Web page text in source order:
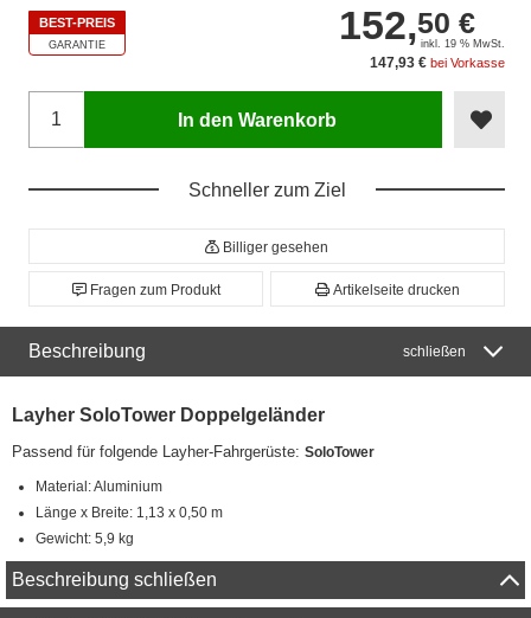
BEST-PREIS
GARANTIE 152,50 €
inkl. 19 % MwSt.
147,93 € bei Vorkasse
In den Warenkorb
Schneller zum Ziel
Billiger gesehen
Fragen zum Produkt Artikelseite drucken
Beschreibung schließen
Layher SoloTower Doppelgeländer
Passend für folgende Layher-Fahrgerüste: SoloTower
Material: Aluminium
Länge x Breite: 1,13 x 0,50 m
Gewicht: 5,9 kg
Beschreibung schließen